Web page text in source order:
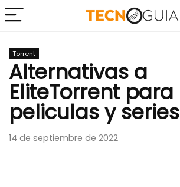
Torrent
Alternativas a
EliteTorrent para
peliculas y series
14 de septiembre de 2022